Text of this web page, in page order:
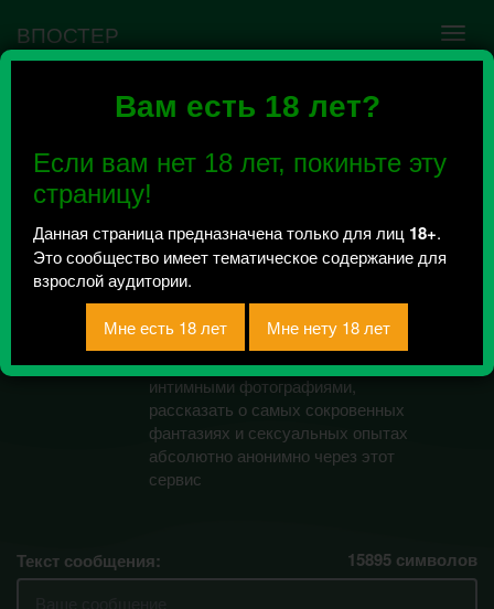
Вам есть 18 лет?
Если вам нет 18 лет, покиньте эту
страницу!
Данная страница предназначена только для лиц 18+.
Это сообщество имеет тематическое содержание для
взрослой аудитории.
ВПОСТЕР
Ошибка VK API #5
сообщества нужно авторизоваться на сервисе
повторно.
[ПЧ] Пошлая Чита
Всего 1726, за сегодня 0 сообщений
отправлено / Рейтинг 0
Вы можете поделиться своими
интимными фотографиями,
рассказать о самых сокровенных
фантазиях и сексуальных опытах
абсолютно анонимно через этот
сервис
Текст сообщения: 15895 символов